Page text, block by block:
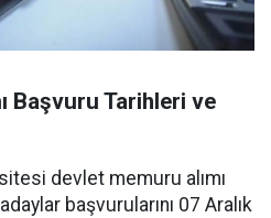
Başvuru Tarihleri ve
devlet memuru alımı
başvurularını 07 Aralık